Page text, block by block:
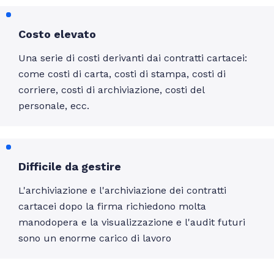
Costo elevato
Una serie di costi derivanti dai contratti cartacei:
come costi di carta, costi di stampa, costi di
corriere, costi di archiviazione, costi del
personale, ecc.
Difficile da gestire
L'archiviazione e l'archiviazione dei contratti
cartacei dopo la firma richiedono molta
manodopera e la visualizzazione e l'audit futuri
sono un enorme carico di lavoro